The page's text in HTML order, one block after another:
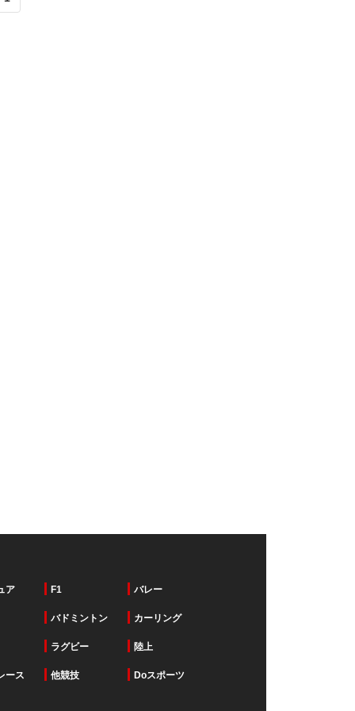
ア F1 バレー
バドミントン カーリング
ラグビー 陸上
ース 他競技 Doスポーツ